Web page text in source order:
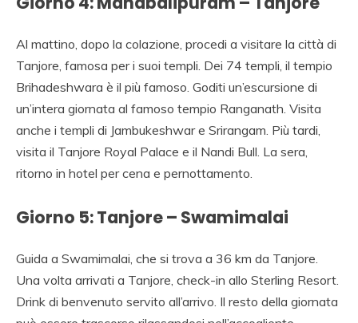
Al mattino, dopo la colazione, procedi a visitare la città di
Tanjore, famosa per i suoi templi. Dei 74 templi, il tempio
Brihadeshwara è il più famoso. Goditi un’escursione di
un’intera giornata al famoso tempio Ranganath. Visita
anche i templi di Jambukeshwar e Srirangam. Più tardi,
visita il Tanjore Royal Palace e il Nandi Bull. La sera,
ritorno in hotel per cena e pernottamento.
Giorno 5: Tanjore – Swamimalai
Guida a Swamimalai, che si trova a 36 km da Tanjore.
Una volta arrivati ​​a Tanjore, check-in allo Sterling Resort.
Drink di benvenuto servito all’arrivo. Il resto della giornata